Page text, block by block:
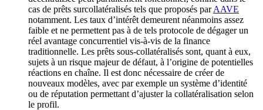
cas de prêts surcollatéralisés tels que proposés parAAVE
notamment. Les taux d’intérêt demeurent néanmoins assez
faible et ne permettent pas à de tels protocole de dégager un
réel avantage concurrentiel vis-à-vis de la finance
traditionnelle. Les prêts sous-collatéralisés sont, quant à eux,
sujets à un risque majeur de défaut, à l’origine de potentielles
réactions en chaîne. Il est donc nécessaire de créer de
nouveaux modèles, avec par exemple un système d’identité
ou de réputation permettant d’ajuster la collatéralisation selon
le profil.